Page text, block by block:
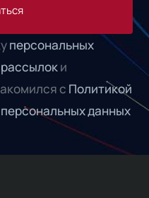
персональных
рассылоки
с Политикой
данных